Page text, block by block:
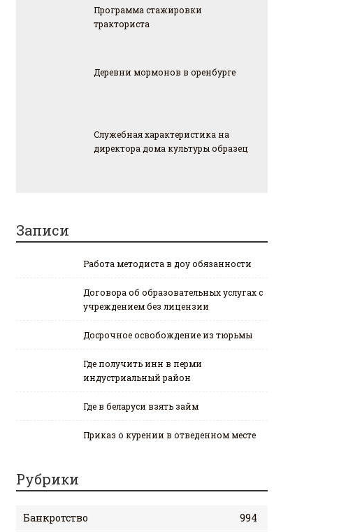
Программа стажировки
тракториста
Деревни мормонов в оренбурге
Служебная характеристика на
директора дома культуры образец
Записи
Работа методиста в доу обязанности
Договора об образовательных услугах с
учреждением без лицензии
Досрочное освобождение из тюрьмы
Где получить инн в перми
индустриальный район
Где в беларуси взять займ
Приказ о курении в отведенном месте
Рубрики
Банкротство
994